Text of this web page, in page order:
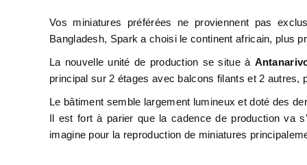
Vos miniatures préférées ne proviennent pas
Bangladesh, Spark a choisi le continent africain, plus
La nouvelle unité de production se situe à
principal sur 2 étages avec balcons filants et 2 autres,
Le bâtiment semble largement lumineux et doté des
Il est fort à parier que la cadence de production va
imagine pour la reproduction de miniatures